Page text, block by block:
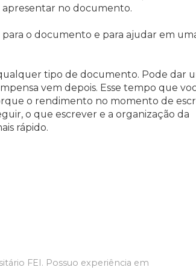
apresentar no documento.
o documento e para ajudar em
tipo de documento. Pode dar
vem depois. Esse tempo que
o rendimento no momento de
o que escrever e a organização da
rápido.
FEI. Possuo experiência em